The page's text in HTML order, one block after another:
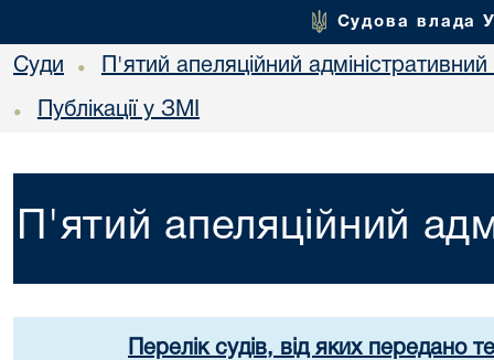
Судова влада
Суди • П'ятий апеляційний адміністративний
• Публікації у ЗМІ
П'ятий апеляційний
Перелік судів, від яких передано